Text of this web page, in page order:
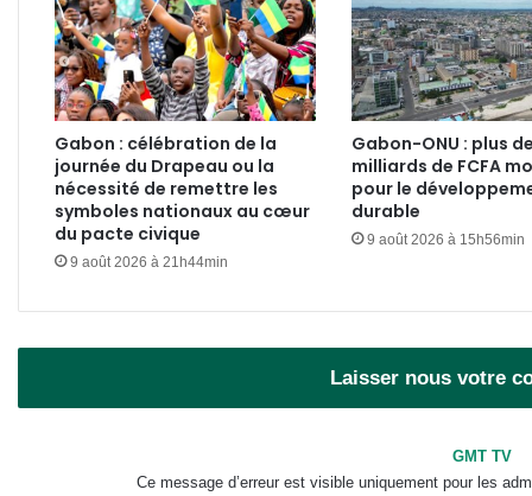
Gabon : célébration de la
journée du Drapeau ou la
nécessité de remettre les
symboles nationaux au cœur
du pacte civique
9 août 2026 à 21h44min
Gabon-ONU : plus
milliards de FCFA
pour le
durable
9 août 2026 à 15h56min
Laisser nous votre
GMT TV
Ce message d’erreur est visible uniquement pour les